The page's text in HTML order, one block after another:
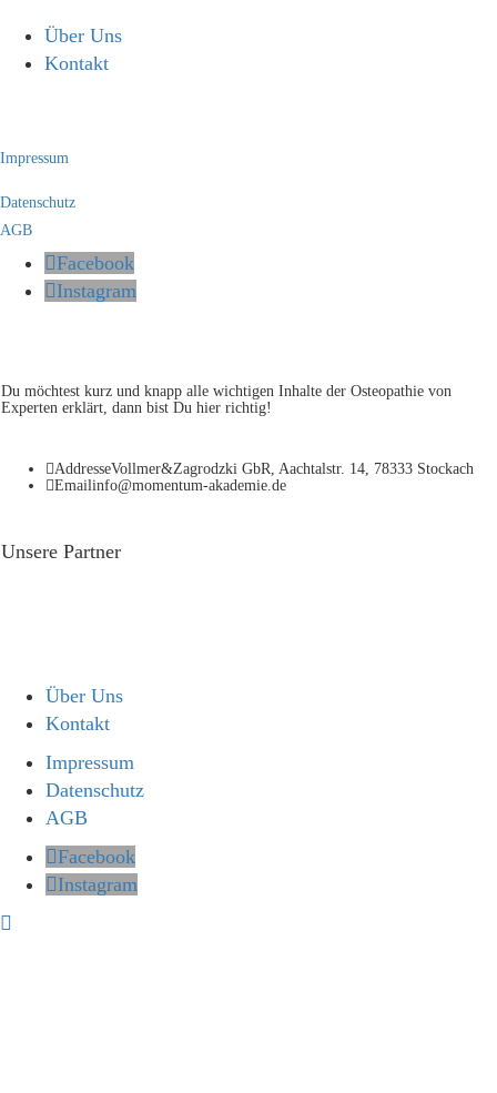
Über Uns
Kontakt
Impressum
Datenschutz
AGB
Facebook
Instagram
Du möchtest kurz und knapp alle wichtigen Inhalte der Osteopathie von
Experten erklärt, dann bist Du hier richtig!
AddresseVollmer&Zagrodzki GbR, Aachtalstr. 14, 78333 Stockach
Emailinfo@momentum-akademie.de
Unsere Partner
Über Uns
Kontakt
Impressum
Datenschutz
AGB
Facebook
Instagram